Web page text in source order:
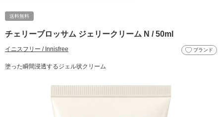
送料無料
チェリーブロッサム ジェリークリーム N / 50ml
イニスフリー / Innisfree ブランド
塗った瞬間浸透するジェル状クリーム